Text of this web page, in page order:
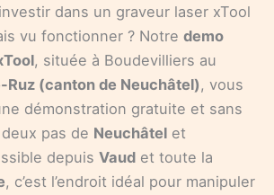
dans un graveur laser xTool
vu fonctionner ? Notre demo
, située à Boudevilliers au
Ruz (canton de Neuchâtel) , vous
démonstration gratuite et sans
pas de Neuchâtel et
depuis Vaud et toute la
, c’est l’endroit idéal pour manipuler